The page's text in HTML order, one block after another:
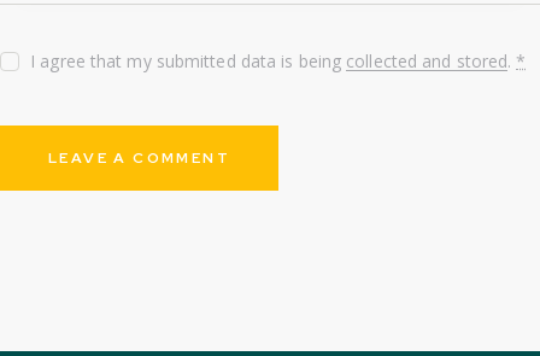
I agree that my submitted data is being collected and stored. *